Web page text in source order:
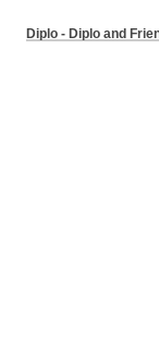
Diplo - Diplo and